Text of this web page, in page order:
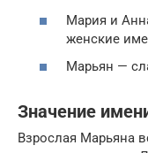
Мария и
женские
Марьян —
Значение
Взрослая Марьяна